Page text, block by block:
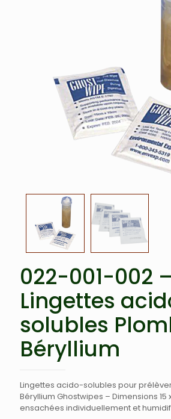
022-001-002 –
Lingettes
solubles
Béryllium
Lingettes acido-solubles pour
Béryllium Ghostwipes – Dimensions 15 x
ensachées individuellement et